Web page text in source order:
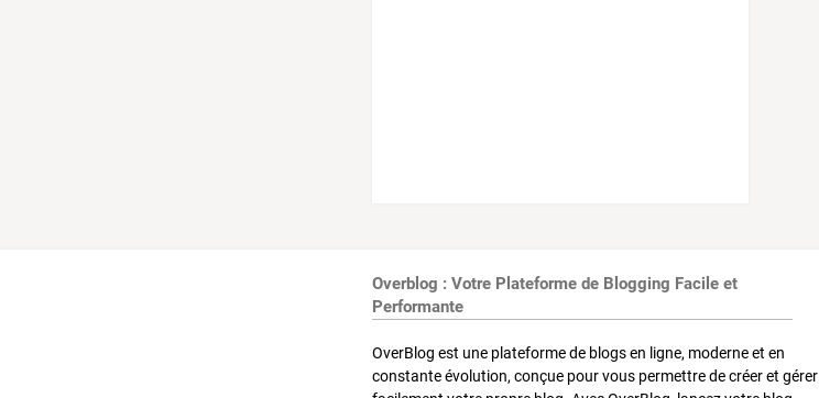
Overblog : Votre Plateforme de Blogging Facile et
Performante
OverBlog est une plateforme de blogs en ligne, moderne et en
constante évolution, conçue pour vous permettre de créer et gérer